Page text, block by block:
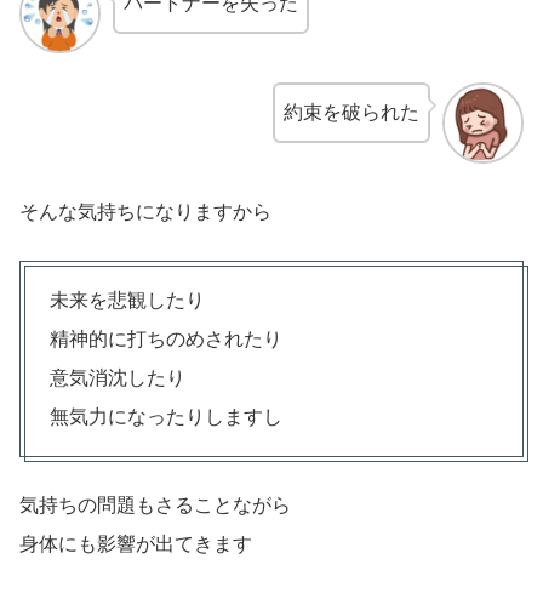
約束を破られた
そんな気持ちになりますから
未来を悲観したり
精神的に打ちのめされたり
意気消沈したり
無気力になったりしますし
気持ちの問題もさることながら
身体にも影響が出てきます